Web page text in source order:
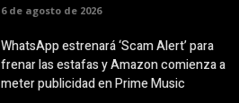
6 de agosto de 2026
WhatsApp estrenará ‘Scam Alert’ para
frenar las estafas y Amazon comienza a
meter publicidad en Prime Music